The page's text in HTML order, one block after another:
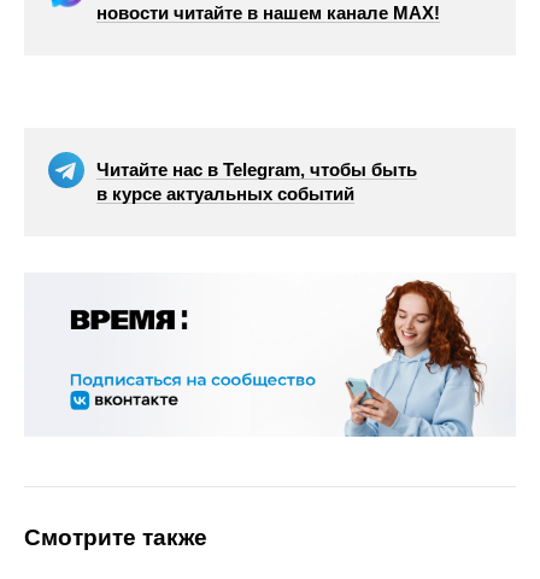
новости читайте в нашем канале МАХ!
Читайте нас в Telegram, чтобы быть
в курсе актуальных событий
Смотрите также